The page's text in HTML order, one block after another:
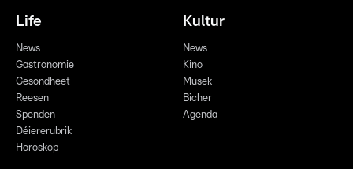
Life
News
Gastronomie
Gesondheet
Reesen
Spenden
Déiererubrik
Horoskop
Kultur
News
Kino
Musek
Bicher
Agenda